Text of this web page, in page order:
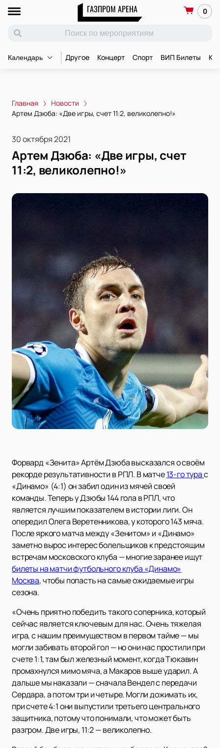
ГАЗПРОМ АРЕНА 0
Календарь Другое Концерт Спорт ВИП Билеты
Главная
Новости
Артем Дзюба: «Две игры, счет 11:2, великолепно!»
30 октября 2021
Артем Дзюба: «Две игры, счет
11:2, великолепно!»
Форвард «Зенита» Артём Дзюба высказался о своём
рекорде результативности в РПЛ. В матче13-го турас
«Динамо» (4:1) он забил один из мячей своей
команды. Теперь у Дзюбы 144 гола в РПЛ, что
является лучшим показателем в истории лиги. Он
опередил Олега Веретенникова, у которого 143 мяча.
После яркого матча между «Зенитом» и «Динамо»
заметно вырос интерес болельщиков к предстоящим
встречам московского клуба — многие заранее ищут
билеты на матчи футбольного клуба «Динамо»
Москва, чтобы попасть на самые ожидаемые игры
сезона.
«Очень приятно победить такого соперника, который
сейчас является ключевым для нас. Очень тяжелая
игра, с нашим преимуществом в первом тайме — мы
могли забивать второй гол — но они нас простили при
счете 1:1, там был железный момент, когда Тюкавин
промахнулся мимо мяча, а Макаров выше ударил. А
дальше мы наказали — сначала Вендел с передачи
Сердара, а потом три и четыре. Могли дожимать их,
при счете 4:1 они выпустили третьего центрального
защитника, потому что понимали, что может быть
разгром. Две игры, 11:2 — великолепно.